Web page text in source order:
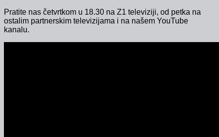
Pratite nas četvrtkom u 18.30 na Z1 televiziji, od petka na
ostalim partnerskim televizijama i na našem YouTube
kanalu.